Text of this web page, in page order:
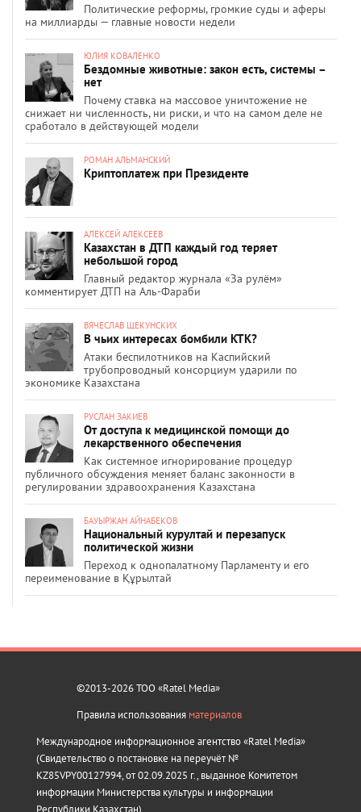
Политические реформы, громкие суды и аферы
на миллиарды — главные новости недели
ЮЛИЯ КОВАЛЕНКО
Бездомные животные: закон есть, системы –
нет
Почему ставка на массовое уничтожение не
снижает ни численность, ни риски, и что на самом деле не
сработало в действующей модели
РОМАН АЛЬМАНСКИЙ
Криптоплатеж при Президенте
АЛЕКСЕЙ АЛЕКСЕЕВ
Казахстан в ДТП каждый год теряет
небольшой город
Главный редактор журнала «За рулём»
комментирует ДТП на Аль-Фараби
ВЯЧЕСЛАВ ЩЕКУНСКИХ
В чьих интересах бомбили КТК?
Атаки беспилотников на Каспийский
трубопроводный консорциум ударили по
экономике Казахстана
РУСЛАН ЗАКИЕВ
От доступа к медицинской помощи до
лекарственного обеспечения
Как системное игнорирование процедур
публичного обсуждения меняет баланс законности в
регулировании здравоохранения Казахстана
БАУЫРЖАН АЙНАБЕКОВ
Национальный курултай и перезапуск
политической жизни
Переход к однопалатному Парламенту и его
переименование в Құрылтай
©2013-2026 ТОО «Ratel Media»
Правила использования материалов
Международное информационное агентство «Ratel Media»
(Свидетельство о постановке на переучёт №
KZ85VPY00127994, от 02.09.2025 г., выданное Комитетом
информации Министерства культуры и информации
Республики Казахстан).